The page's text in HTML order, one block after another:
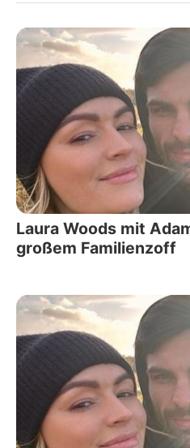
Laura Woods mit
großem Familienzoff